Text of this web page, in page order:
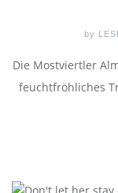
by
Die Mostviertler
feuchtfröhliches